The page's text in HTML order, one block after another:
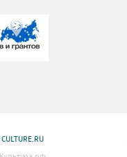
CULTURE.RU